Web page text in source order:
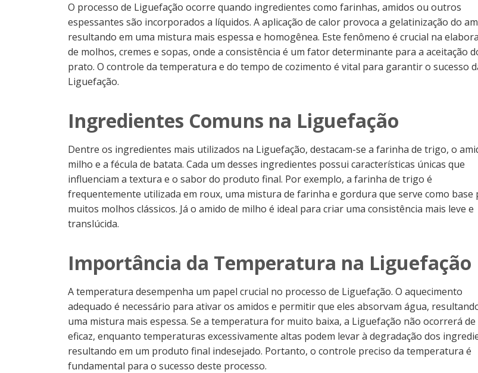
O processo de Liguefação ocorre quando ingredientes como farinhas, amidos ou outros
espessantes são incorporados a líquidos. A aplicação de calor provoca a gelatinização do
resultando em uma mistura mais espessa e homogênea. Este fenômeno é crucial na
de molhos, cremes e sopas, onde a consistência é um fator determinante para a aceitação
prato. O controle da temperatura e do tempo de cozimento é vital para garantir o sucesso
Liguefação.
Ingredientes Comuns na Liguefação
Dentre os ingredientes mais utilizados na Liguefação, destacam-se a farinha de trigo, o
milho e a fécula de batata. Cada um desses ingredientes possui características únicas que
influenciam a textura e o sabor do produto final. Por exemplo, a farinha de trigo é
frequentemente utilizada em roux, uma mistura de farinha e gordura que serve como base
muitos molhos clássicos. Já o amido de milho é ideal para criar uma consistência mais leve e
translúcida.
Importância da Temperatura na Liguefação
A temperatura desempenha um papel crucial no processo de Liguefação. O aquecimento
adequado é necessário para ativar os amidos e permitir que eles absorvam água,
uma mistura mais espessa. Se a temperatura for muito baixa, a Liguefação não ocorrerá
eficaz, enquanto temperaturas excessivamente altas podem levar à degradação dos
resultando em um produto final indesejado. Portanto, o controle preciso da temperatura é
fundamental para o sucesso deste processo.